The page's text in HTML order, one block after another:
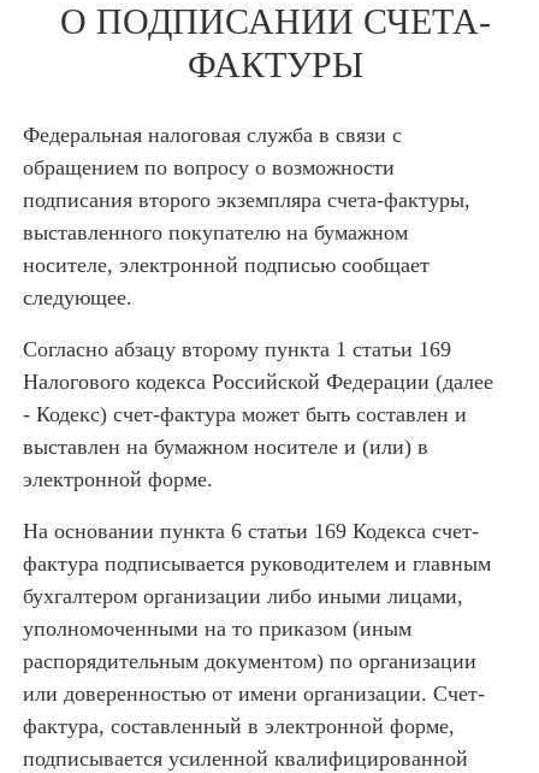
О ПОДПИСАНИИ СЧЕТА-
ФАКТУРЫ
Федеральная налоговая служба в связи с
обращением по вопросу о возможности
подписания второго экземпляра счета-фактуры,
выставленного покупателю на бумажном
носителе, электронной подписью сообщает
следующее.
Согласно абзацу второму пункта 1 статьи 169
Налогового кодекса Российской Федерации (далее
- Кодекс) счет-фактура может быть составлен и
выставлен на бумажном носителе и (или) в
электронной форме.
На основании пункта 6 статьи 169 Кодекса счет-
фактура подписывается руководителем и главным
бухгалтером организации либо иными лицами,
уполномоченными на то приказом (иным
распорядительным документом) по организации
или доверенностью от имени организации. Счет-
фактура, составленный в электронной форме,
подписывается усиленной квалифицированной